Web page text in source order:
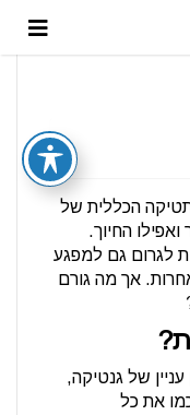
הכללית של
החיוך.
לגרום גם למפגע
אך מה גורם
של גנטיקה,
את כל